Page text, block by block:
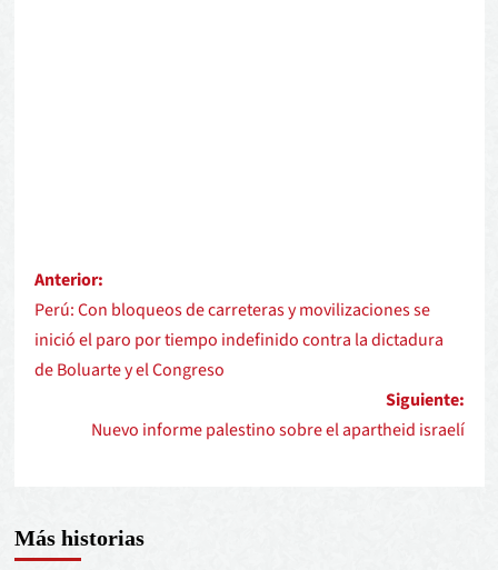
Anterior:
Perú: Con bloqueos de carreteras y movilizaciones se
inició el paro por tiempo indefinido contra la dictadura
de Boluarte y el Congreso
Siguiente:
Nuevo informe palestino sobre el apartheid israelí
Más historias